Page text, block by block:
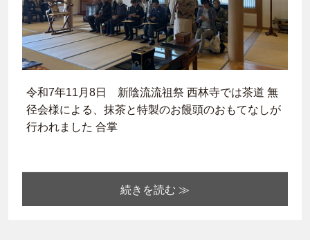
令和7年11月8日 新陰流流祖祭 西林寺では茶道 無
径会様による、抹茶と特製のお饅頭のおもてなしが
行われました 合掌
続きを読む ≫